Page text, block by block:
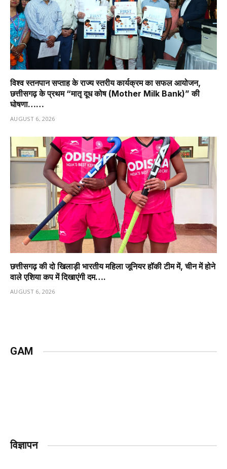
विश्व स्तनपान सप्ताह के राज्य स्तरीय कार्यक्रम का सफल आयोजन,
छत्तीसगढ़ के प्रथम “मातृ दूध कोष (Mother Milk Bank)” की
घोषणा……
AUGUST 6, 2026
छत्तीसगढ़ की दो खिलाड़ी भारतीय महिला जूनियर हॉकी टीम में, चीन में होने
वाले एशिया कप में दिखाएंगी दम….
AUGUST 6, 2026
GAM
विज्ञापन